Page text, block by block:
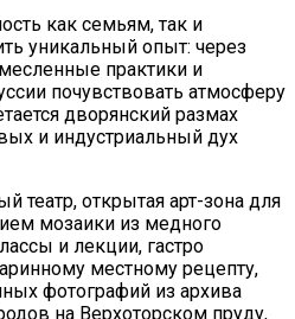
как семьям, так и
уникальный опыт: через
практики и
почувствовать атмосферу
дворянский размах
и индустриальный дух
театр, открытая арт-зона для
мозаики из медного
и лекции, гастро
местному рецепту,
фотографий из архива
на Верхоторском пруду,